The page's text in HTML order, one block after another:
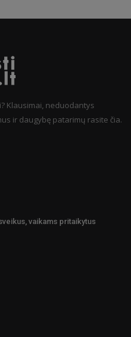
Klausimai, neduodantys
ir daugybę patarimų rasite čia.
vaikams pritaikytus